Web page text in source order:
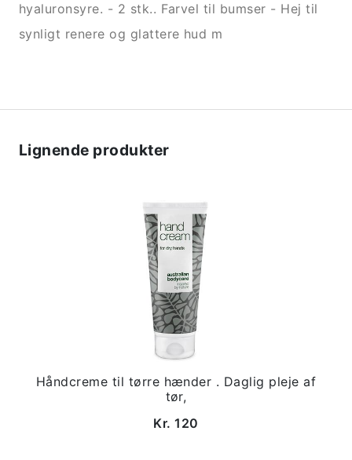
hyaluronsyre. - 2 stk.. Farvel til bumser - Hej til
synligt renere og glattere hud m
Lignende produkter
Håndcreme til tørre hænder . Daglig pleje af
tør,
Kr. 120